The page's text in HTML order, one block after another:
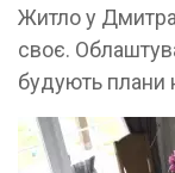
Житло у Дмитра
своє.
будують плани